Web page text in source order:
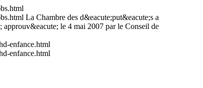
La Chambre des d&eacute;put&eacute;s a
le 4 mai 2007 par le Conseil de
enfance.html
enfance.html